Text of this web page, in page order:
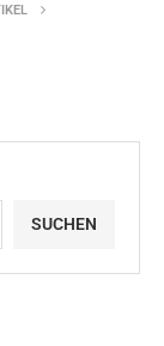
SUCHEN